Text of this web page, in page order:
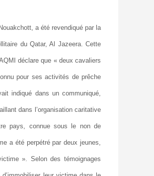
a été revendiqué par la
du Qatar, Al Jazeera. Cette
déclare que « deux cavaliers
pour ses activités de prêche
indiqué dans un communiqué,
dans l’organisation caritative
pays, connue sous le non de
a été perpétré par deux jeunes,
». Selon des témoignages